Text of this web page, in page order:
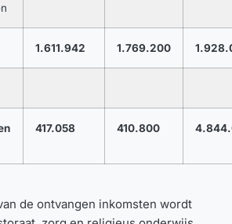
1.611.942 1.769.200
417.058 410.800
de ontvangen inkomsten wordt